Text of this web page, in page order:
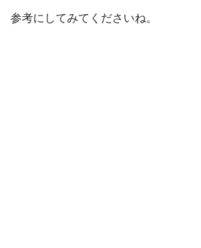
参考にしてみてくださいね。